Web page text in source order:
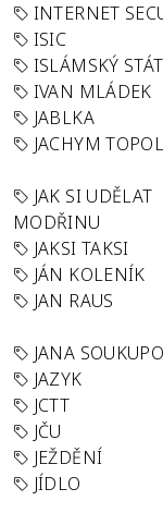
INTERNET
ISIC
ISLÁMSKÝ STÁT
IVAN MLÁDEK
JABLKA
JACHYM TOPOL
JAK SI UDĚLAT
MODŘINU
JAKSI TAKSI
JÁN KOLENÍK
JAN RAUS
JANA
JAZYK
JCTT
JČU
JEŽDĚNÍ
JÍDLO